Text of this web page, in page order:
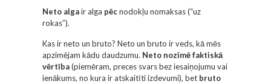
Neto algair alga pēcnodokļu nomaksas (“uz
rokas”).
Kas ir neto un bruto? Neto un bruto ir veds, kā mēs
apzimējam kādu daudzumu. Neto nozīmē faktiskā
vērtība(piemēram, preces svars bez iesaiņojumu vai
ienākums, no kura ir atskaitīti izdevumi), bet bruto